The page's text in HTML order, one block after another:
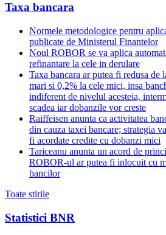
Taxa bancara
Normele metodologice pentru
publicate de Ministerul Finantelor
Noul ROBOR se va aplica
refinantare la cele in derulare
Taxa bancara ar putea fi redusa de
mari si 0,2% la cele mici, insa
indiferent de nivelul acesteia,
scadea iar dobanzile vor creste
Raiffeisen anunta ca activitatea
din cauza taxei bancare; strategia
fi acordate credite cu dobanzi mici
Tariceanu anunta un acord de
ROBOR-ul ar putea fi inlocuit cu
bancilor
Toate stirile
Statistici BNR